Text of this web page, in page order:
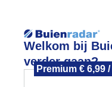
Welkom bij
verder gaan?
Premium € 6,99
Foto en